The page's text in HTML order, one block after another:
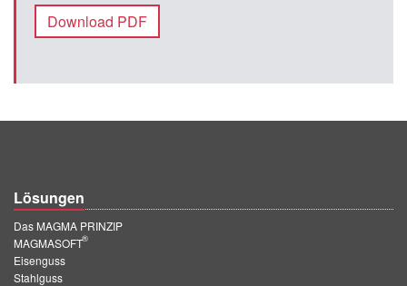
Download PDF
Lösungen
Das MAGMA PRINZIP
MAGMASOFT
®
Eisenguss
Stahlguss